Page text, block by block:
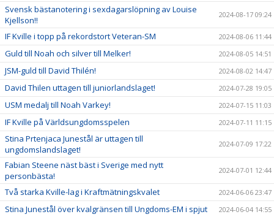
Svensk bästanotering i sexdagarslöpning av Louise
Kjellson!!
2024-08-17 09:24
IF Kville i topp på rekordstort Veteran-SM 2024-08-06 11:44
Guld till Noah och silver till Melker! 2024-08-05 14:51
JSM-guld till David Thilén! 2024-08-02 14:47
David Thilen uttagen till juniorlandslaget! 2024-07-28 19:05
USM medalj till Noah Varkey! 2024-07-15 11:03
IF Kville på Världsungdomsspelen 2024-07-11 11:15
Stina Prtenjaca Junestål är uttagen till
ungdomslandslaget!
2024-07-09 17:22
Fabian Steene näst bäst i Sverige med nytt
personbästa!
2024-07-01 12:44
Två starka Kville-lag i Kraftmätningskvalet 2024-06-06 23:47
Stina Junestål över kvalgränsen till Ungdoms-EM i spjut 2024-06-04 14:55